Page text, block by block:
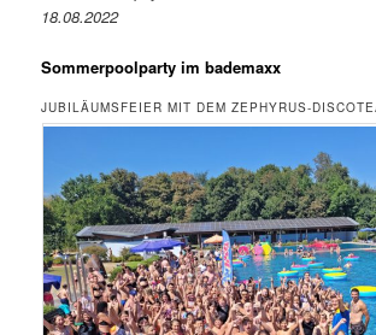
18.08.2022
Sommerpoolparty im bademaxx
JUBILÄUMSFEIER MIT DEM ZEPHYRUS-